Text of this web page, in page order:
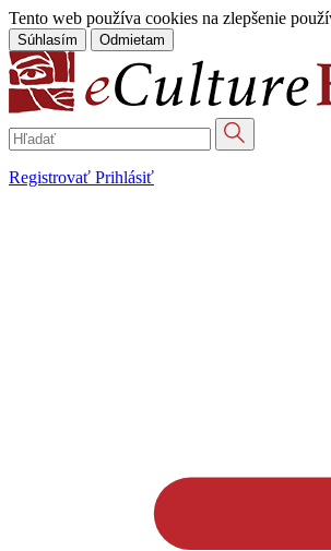
Tento web používa cookies na zlepšenie
Súhlasím Odmietam
Registrovať Prihlásiť